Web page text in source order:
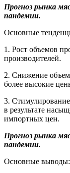
Прогноз рынка
пандемии.
Основные
1. Рост объемов
производителей.
2. Снижение
более высокие
3. Стимулирование
в результате
импортных цен.
Прогноз рынка
пандемии.
Основные выводы: